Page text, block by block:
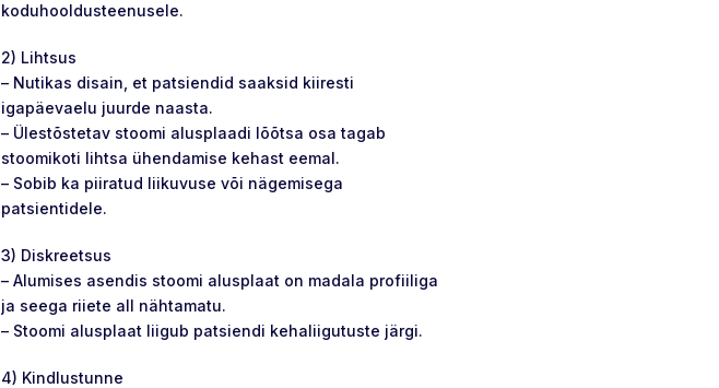
koduhooldusteenusele.
2) Lihtsus
– Nutikas disain, et patsiendid saaksid kiiresti
igapäevaelu juurde naasta.
– Ülestõstetav stoomi alusplaadi lõõtsa osa tagab
stoomikoti lihtsa ühendamise kehast eemal.
– Sobib ka piiratud liikuvuse või nägemisega
patsientidele.
3) Diskreetsus
– Alumises asendis stoomi alusplaat on madala profiiliga
ja seega riiete all nähtamatu.
– Stoomi alusplaat liigub patsiendi kehaliigutuste järgi.
4) Kindlustunne